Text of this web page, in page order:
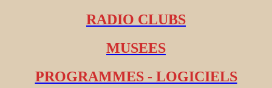
RADIO CLUBS
MUSEES
PROGRAMMES - LOGICIELS